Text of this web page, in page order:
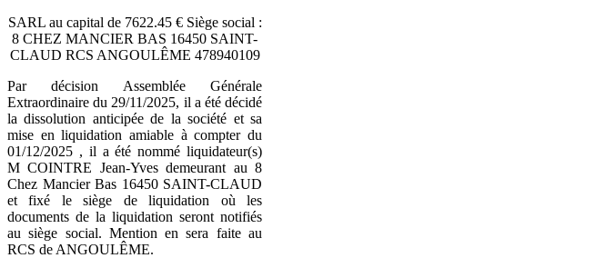
SARL au capital de 7622.45 € Siège social :
8 CHEZ MANCIER BAS 16450 SAINT-
CLAUD RCS ANGOULÊME 478940109
Par décision Assemblée Générale
Extraordinaire du 29/11/2025, il a été décidé
la dissolution anticipée de la société et sa
mise en liquidation amiable à compter du
01/12/2025 , il a été nommé liquidateur(s)
M COINTRE Jean-Yves demeurant au 8
Chez Mancier Bas 16450 SAINT-CLAUD
et fixé le siège de liquidation où les
documents de la liquidation seront notifiés
au siège social. Mention en sera faite au
RCS de ANGOULÊME.